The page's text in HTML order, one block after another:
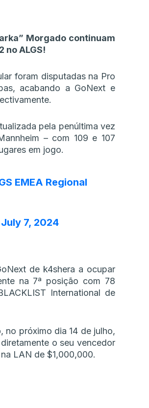
Morgado continuam
no ALGS!
foram disputadas na Pro
acabando a GoNext e
pela penúltima vez
– com 109 e 107
em jogo.
EMEA Regional
July 7, 2024
de k4shera a ocupar
na 7ª posição com 78
International de
no próximo dia 14 de julho,
o seu vencedor
LAN de $1,000,000.